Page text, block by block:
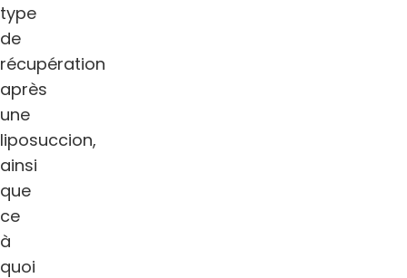
type
de
récupération
après
une
liposuccion,
ainsi
que
ce
à
quoi